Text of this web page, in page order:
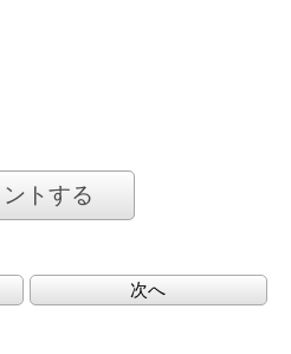
ントする
次へ